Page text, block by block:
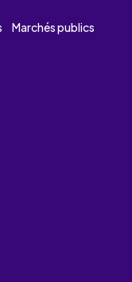
Marchés publics